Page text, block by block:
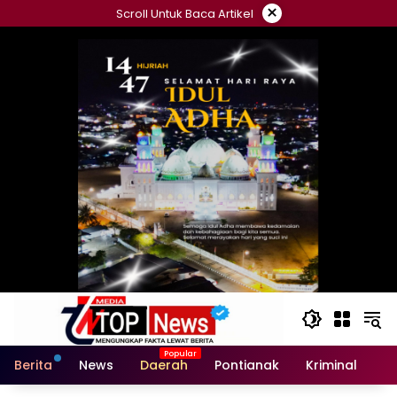
ke
Scroll Untuk Baca Artikel ×
Berita News Daerah Pontianak Kriminal